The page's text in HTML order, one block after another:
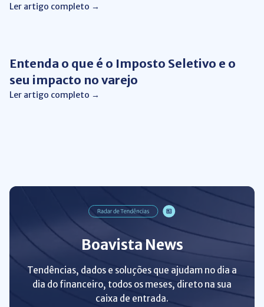
Ler artigo completo →
Entenda o que é o Imposto Seletivo e o
seu impacto no varejo
Ler artigo completo →
Boavista News
Tendências, dados e soluções que ajudam no dia a
dia do financeiro, todos os meses, direto na sua
caixa de entrada.